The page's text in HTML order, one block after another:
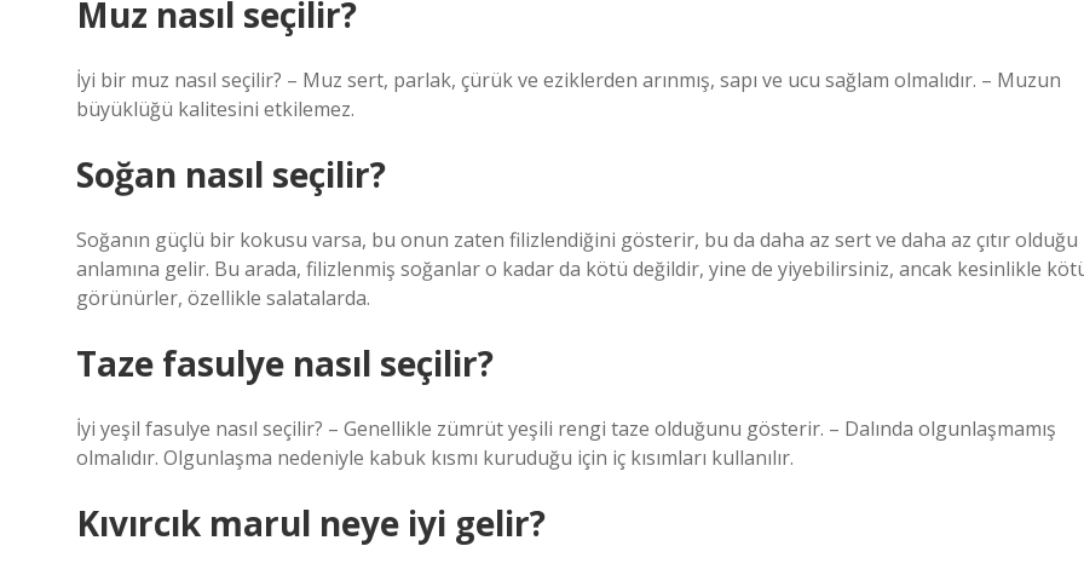
Muz nasıl seçilir?
İyi bir muz nasıl seçilir? – Muz sert, parlak, çürük ve eziklerden arınmış, sapı ve ucu sağlam olmalıdır. – Muzun
büyüklüğü kalitesini etkilemez.
Soğan nasıl seçilir?
Soğanın güçlü bir kokusu varsa, bu onun zaten filizlendiğini gösterir, bu da daha az sert ve daha az çıtır olduğu
anlamına gelir. Bu arada, filizlenmiş soğanlar o kadar da kötü değildir, yine de yiyebilirsiniz, ancak kesinlikle
görünürler, özellikle salatalarda.
Taze fasulye nasıl seçilir?
İyi yeşil fasulye nasıl seçilir? – Genellikle zümrüt yeşili rengi taze olduğunu gösterir. – Dalında olgunlaşmamış
olmalıdır. Olgunlaşma nedeniyle kabuk kısmı kuruduğu için iç kısımları kullanılır.
Kıvırcık marul neye iyi gelir?